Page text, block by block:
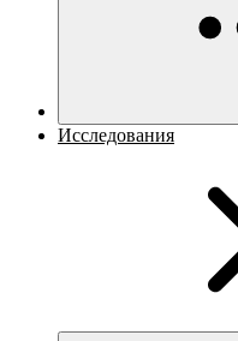
Исследования